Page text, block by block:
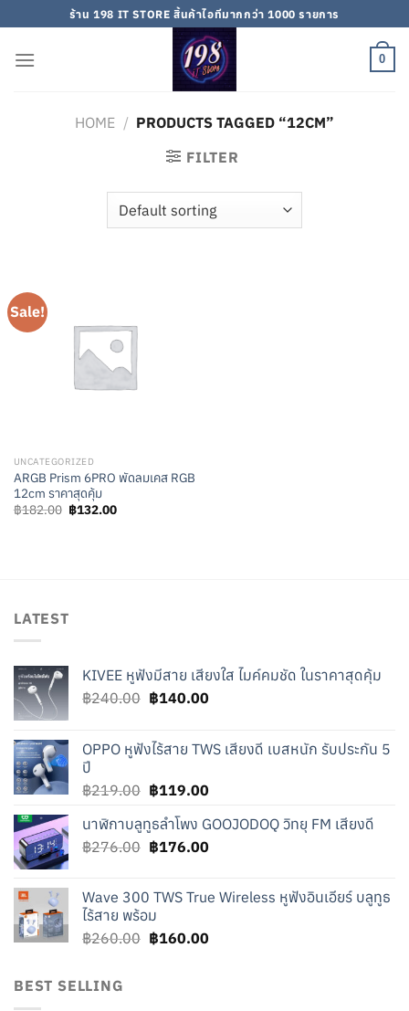
to
content
ร้าน 198 IT STORE สิ้นค้าไอทีมากกว่า 1000 รายการ
0
HOME / PRODUCTS TAGGED “12CM”
FILTER
Sale!
UNCATEGORIZED
ARGB Prism 6PRO พัดลมเคส RGB
12cm ราคาสุดคุ้ม
฿182.00 Original
price
฿132.00Current
LATEST
KIVEE หูฟังมีสาย เสียงใส ไมค์คมชัด ในราคาสุดคุ้ม
฿240.00 Original
฿240.00.
฿140.00Current
฿140.00.
OPPO หูฟังไร้สาย TWS เสียงดี เบสหนัก รับประกัน 5
ปี
฿219.00 Original
was:
฿219.00.
฿119.00Current
is:
฿119.00.
นาฬิกาบลูทูธลำโพง GOOJODOQ วิทยุ FM เสียงดี
฿276.00 Original
฿276.00.
฿176.00Current
฿176.00.
Wave 300 TWS True Wireless หูฟังอินเอียร์ บลูทูธ
ไร้สาย พร้อม
฿260.00 Original
฿160.00Current
BEST SELLING